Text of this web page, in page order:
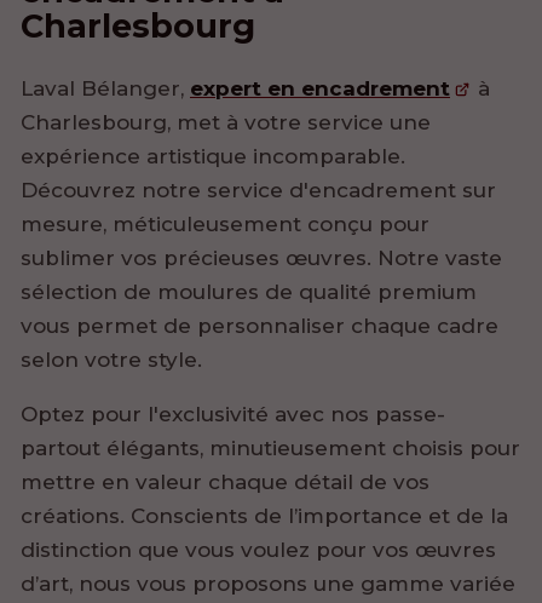
Charlesbourg
Laval Bélanger, expert en encadrement
à
Charlesbourg, met à votre service une
expérience artistique incomparable.
Découvrez notre service d'encadrement sur
mesure, méticuleusement conçu pour
sublimer vos précieuses œuvres. Notre vaste
sélection de moulures de qualité premium
vous permet de personnaliser chaque cadre
selon votre style.
Optez pour l'exclusivité avec nos passe-
partout élégants, minutieusement choisis pour
mettre en valeur chaque détail de vos
créations. Conscients de l’importance et de la
distinction que vous voulez pour vos œuvres
d’art, nous vous proposons une gamme variée